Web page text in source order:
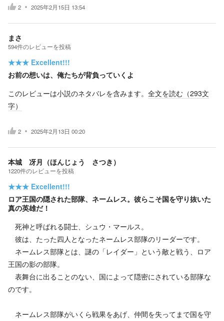
2 2025年2月15日 13:54
まさ
594件のレビューを投稿
★★★ Excellent!!!
お前の想いは、俺たちが背負っていくよ
このレビューは小説のネタバレを含みます。 全文を読む（293文
字）
2 2025年2月13日 00:20
本城 冴月（ほんじょう さつき）
1220件のレビューを投稿
★★★ Excellent!!!
ロア王国の隠された部隊、ネームレス。彼らこそ国を守り抜いた
真の英雄だ！
死神と呼ばれる闘士、シュウ・マールス。
彼は、たった四人となったネームレス部隊のリーダーです。
ネームレス部隊とは、謎の「レイダー」という敵と戦う、ロア
王国の影の部隊。
表舞台に出ることのない、国によって隠密にされている部隊な
のです。
ネームレス部隊がいくら戦果をあげ、仲間を失ってまで国を守